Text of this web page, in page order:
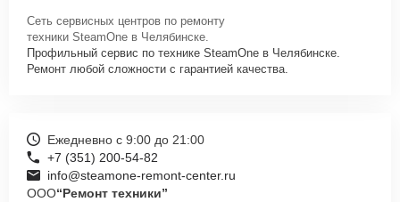
Сеть сервисных центров по ремонту
техники SteamOne в Челябинске.
Профильный сервис по технике SteamOne в Челябинске.
Ремонт любой сложности с гарантией качества.
Ежедневно с 9:00 до 21:00
+7 (351) 200-54-82
info@steamone-remont-center.ru
ООО“Ремонт техники”